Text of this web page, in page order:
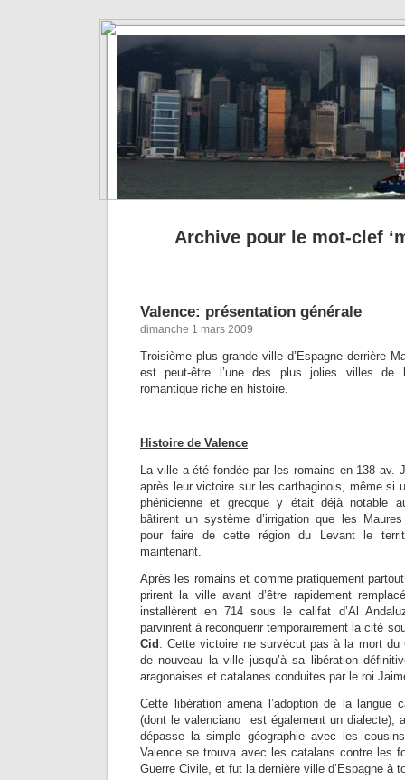
Archive pour le mot-clef
Valence: présentation générale
dimanche 1 mars 2009
Troisième plus grande ville d’Espagne derrière
est peut-être l’une des plus jolies villes de
romantique riche en histoire.
Histoire de Valence
La ville a été fondée par les romains en 138 av.
après leur victoire sur les carthaginois, même si
phénicienne et grecque y était déjà notable
bâtirent un système d’irrigation que les
pour faire de cette région du Levant le
maintenant.
Après les romains et comme pratiquement
prirent la ville avant d’être rapidement
installèrent en 714 sous le califat d’Al
parvinrent à reconquérir temporairement la cité
Cid . Cette victoire ne survécut pas à la mort du
de nouveau la ville jusqu’à sa libération
aragonaises et catalanes conduites par le roi
Cette libération amena l’adoption de la langue
(dont le valenciano est également un dialecte),
dépasse la simple géographie avec les
Valence se trouva avec les catalans contre les
Guerre Civile, et fut la dernière ville d’Espagne à